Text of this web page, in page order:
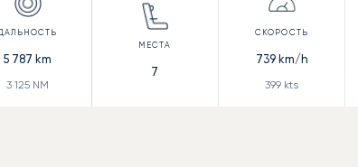
5 787 km
3 125 NM
7
739km/h
399 kts